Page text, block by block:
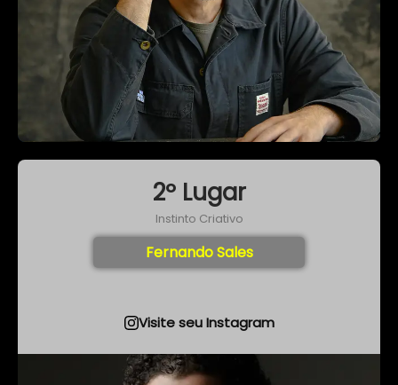
2º Lugar
Instinto Criativo
Fernando Sales
Visite seu Instagram